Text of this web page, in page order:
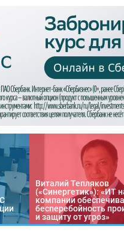
Виталий Тепляков
(«Синергетик»): «ИТ
компании
бесперебойность
и защиту от угроз»